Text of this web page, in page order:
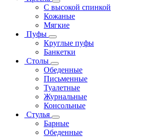
С высокой спинкой
Кожаные
Мягкие
Пуфы
Круглые пуфы
Банкетки
Столы
Обеденные
Письменные
Туалетные
Журнальные
Консольные
Стулья
Барные
Обеденные